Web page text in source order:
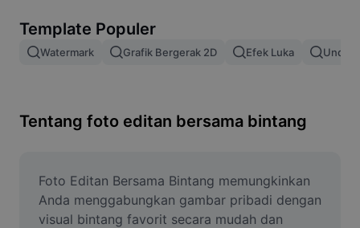
Gabung gambar
Ubah Ukuran Gambar
Pembuat Meme
AI Text Remover
Template Populer
Watermark Grafik Bergerak 2D Efek Luka Unduh
Tentang foto editan bersama bintang
Foto Editan Bersama Bintang memungkinkan
Anda menggabungkan gambar pribadi dengan
visual bintang favorit secara mudah dan